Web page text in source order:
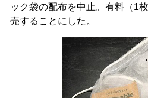
ック袋の配布を中止。有料（1
売することにした。